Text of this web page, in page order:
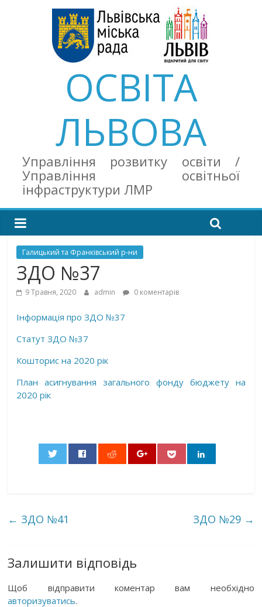
ОСВІТА
ЛЬВОВА
Управління розвитку освіти /
Управління освітньої
інфраструктури ЛМР
Галицький та Франківський р-ни
ЗДО №37
9 Травня, 2020 admin 0 коментарів
Інформація про ЗДО №37
Статут ЗДО №37
Кошторис на 2020 рік
План асигнування загального фонду бюджету на
2020 рік
← ЗДО №41 ЗДО №29 →
Залишити відповідь
Щоб відправити коментар вам необхідно
авторизуватись.